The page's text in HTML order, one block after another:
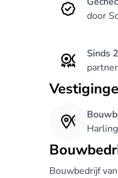
door
Sinds
Bouwbedrijf